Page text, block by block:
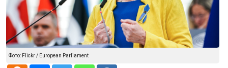
Фото: Flickr / European Parliament